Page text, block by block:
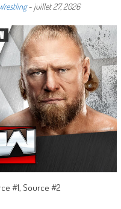
- juillet 27, 2026
#1, Source #2